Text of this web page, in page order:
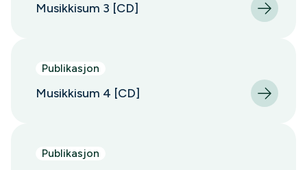
Musikkisum 3 [CD]
Publikasjon
Musikkisum 4 [CD]
Publikasjon